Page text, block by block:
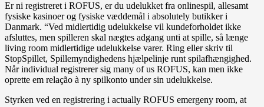
Er ni registreret i ROFUS, er du udelukket fra onlinespil, allesamt
fysiske kasinoer og fysiske væddemål i absolutely butikker i
Danmark. “Ved midlertidig udelukkelse vil kundeforholdet ikke
afsluttes, men spilleren skal nægtes adgang unti at spille, så længe
living room midlertidige udelukkelse varer. Ring eller skriv til
StopSpillet, Spillemyndighedens hjælpelinje runt spilafhængighed.
Når individual registrerer sig many of us ROFUS, kan men ikke
oprette em relação à ny spilkonto under sin udelukkelse.
Styrken ved en registrering i actually ROFUS emergeny room, at